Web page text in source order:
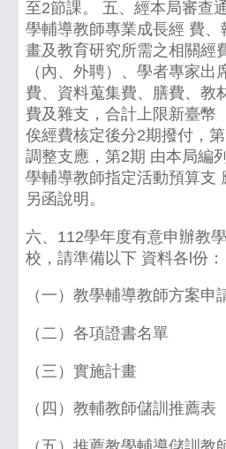
至2節課。 五、經本局審查
學輔導教師專業成長經 費
畫及教育研究所需之相關經
（內、外聘）、學者專家出
費、資料蒐集費、膳費、教
費及雜支，合計上限新臺幣
俟經費核定後分2期撥付，
調整支應，第2期 由本局編
學輔導教師指定活動預算支
另函說明。
六、112學年度有意申辦教
校，請準備以下 資料各l份：
（一）教學輔導教師方案申
（二）各項證書名單
（三）實施計畫
（四）教輔教師儲訓推薦表